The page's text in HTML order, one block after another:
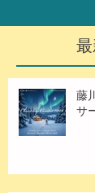
藤
サ